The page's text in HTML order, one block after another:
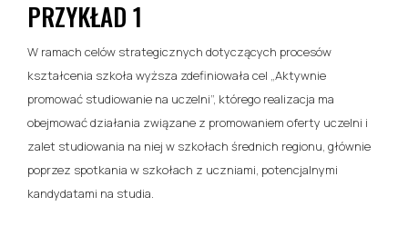
PRZYKŁAD 1
W ramach celów strategicznych dotyczących procesów
kształcenia szkoła wyższa zdefiniowała cel „Aktywnie
promować studiowanie na uczelni”, którego realizacja ma
obejmować działania związane z promowaniem oferty uczelni i
zalet studiowania na niej w szkołach średnich regionu, głównie
poprzez spotkania w szkołach z uczniami, potencjalnymi
kandydatami na studia.